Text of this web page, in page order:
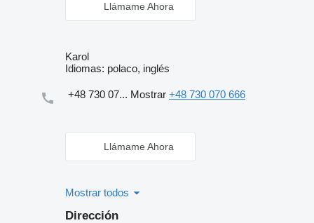
Llámame Ahora
Karol
Idiomas: polaco, inglés
+48 730 07... Mostrar +48 730 070 666
Llámame Ahora
Mostrar todos
Dirección